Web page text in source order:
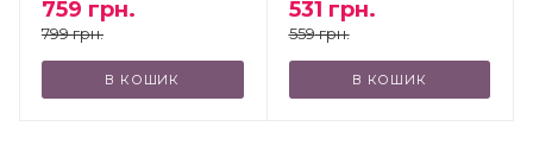
759 грн.
799грн.
В КОШИК
531 грн.
559грн.
В КОШИК